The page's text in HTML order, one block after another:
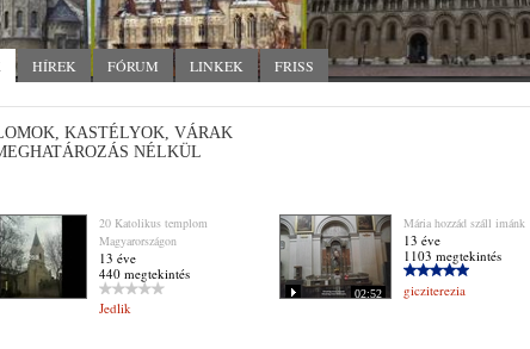
HÍREK FÓRUM LINKEK FRISS
KASTÉLYOK, VÁRAK
NÉLKÜL
20 Katolikus templom
Magyarországon
13 éve
440 megtekintés
Jedlik
02:52
Mária hozzád száll imánk
13 éve
1103 megtekintés
gicziterezia